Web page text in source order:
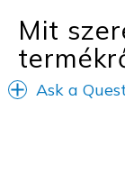
Mit
Ask a